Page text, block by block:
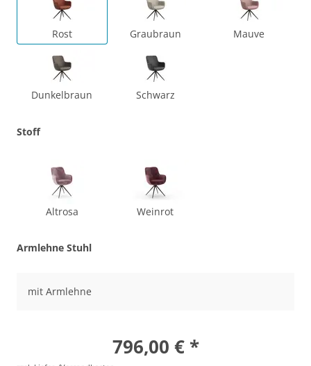
Rost Graubraun Mauve
Dunkelbraun Schwarz
Stoff
Altrosa Weinrot
Armlehne Stuhl
mit Armlehne
796,00 € *